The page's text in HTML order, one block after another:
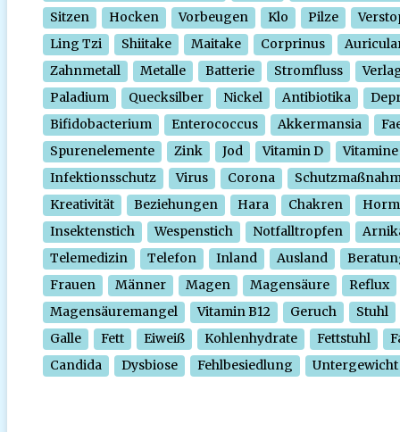
Sitzen
Hocken Vorbeugen Klo Pilze
Ling Tzi
Shiitake Maitake Corprinus
Zahnmetall
Metalle Batterie Stromfluss
Paladium
Quecksilber Nickel Antibiotika
Bifidobacterium
Enterococcus Akkermansia
Spurenelemente
Zink Jod Vitamin D
Vitamine
Infektionsschutz
Virus Corona
Kreativität
Beziehungen Hara Chakren
Insektenstich
Wespenstich Notfalltropfen
Telemedizin
Telefon Inland Ausland
Frauen
Männer Magen Magensäure
Reflux
Magensäuremangel
Vitamin B12 Geruch
Stuhl
Galle
Fett Eiweiß Kohlenhydrate Fettstuhl
Candida
Dysbiose Fehlbesiedlung Untergewicht